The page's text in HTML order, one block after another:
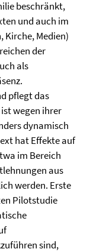
beschränkt,
und auch im
Kirche, Medien)
der
als
pflegt das
wegen ihrer
dynamisch
hat Effekte auf
im Bereich
aus
werden. Erste
Pilotstudie
sind,